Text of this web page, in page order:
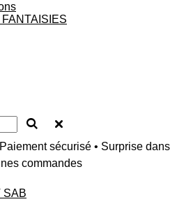
sécurisé • Surprise dans
commandes
SAB